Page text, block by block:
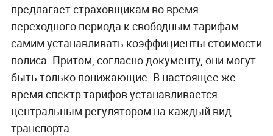
предлагает страховщикам во время
переходного периода к свободным тарифам
самим устанавливать коэффициенты стоимости
полиса. Притом, согласно документу, они могут
быть только понижающие. В настоящее же
время спектр тарифов устанавливается
центральным регулятором на каждый вид
транспорта.